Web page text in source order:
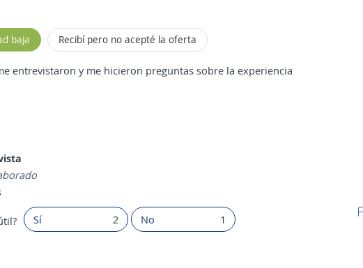
baja Recibí pero no acepté la oferta
entrevistaron y me hicieron preguntas sobre la experiencia
Sí 2 No 1